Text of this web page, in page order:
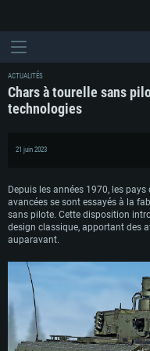
ACTUALITÉS
Chars à tourelle sans
technologies
21 juin 2023
Depuis les années 1970, les
avancées se sont essayés à la
sans pilote. Cette disposition
design classique, apportant des
auparavant.